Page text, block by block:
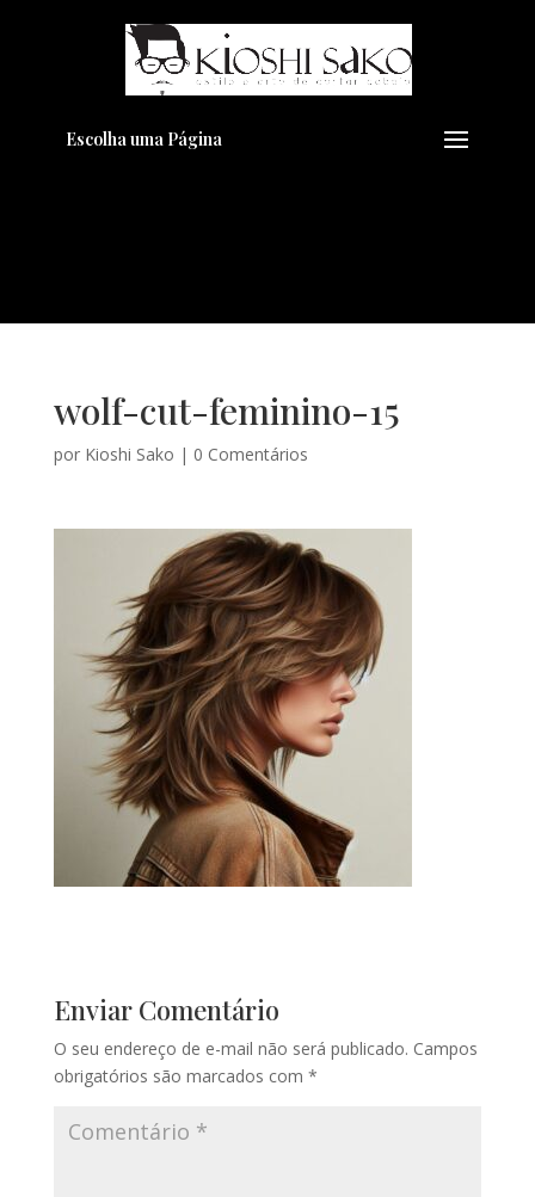
Escolha uma Página
wolf-cut-feminino-15
por Kioshi Sako | 0 Comentários
Enviar Comentário
O seu endereço de e-mail não será publicado. Campos
obrigatórios são marcados com *
Pensando em transformar seu
Visual??